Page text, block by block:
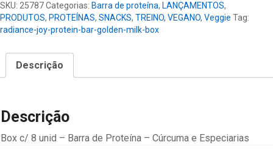
Golden
Milk
Box
SKU: 25787Categorias: Barra de proteína, LANÇAMENTOS,
PRODUTOS, PROTEÍNAS, SNACKS, TREINO, VEGANO, Veggie Tag:
radiance-joy-protein-bar-golden-milk-box
Descrição
Descrição
Box c/ 8 unid – Barra de Proteína – Cúrcuma e Especiarias